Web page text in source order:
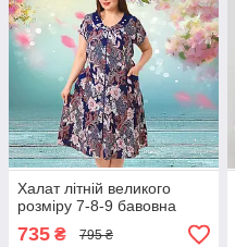
Халат літній великого
розміру 7-8-9 бавовна
735 ₴ 795 ₴